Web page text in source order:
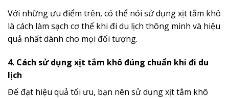
Với những ưu điểm trên, có thể nói sử dụng xịt tắm khô
là cách làm sạch cơ thể khi đi du lịch thông minh và hiệu
quả nhất dành cho mọi đối tượng.
4. Cách sử dụng xịt tắm khô đúng chuẩn khi đi du
lịch
Để đạt hiệu quả tối ưu, bạn nên sử dụng xịt tắm khô